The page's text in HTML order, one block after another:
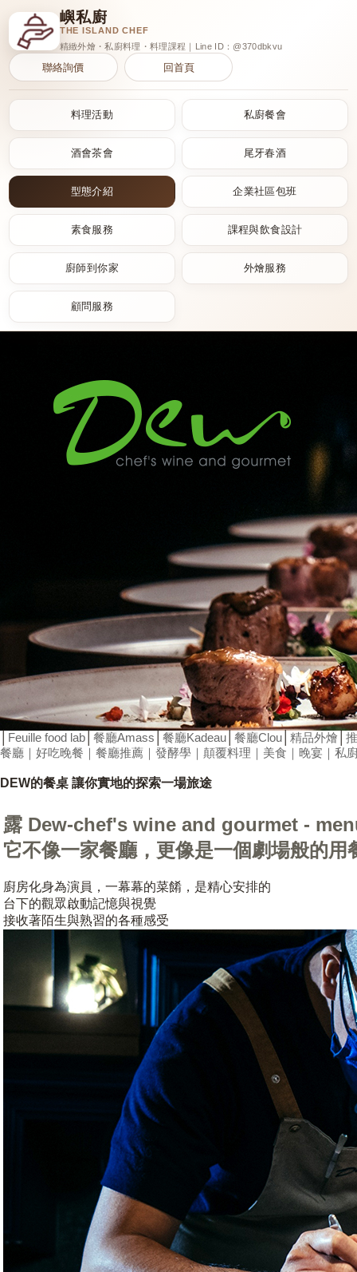
嶼私廚
THE ISLAND CHEF
精緻外燴・私廚料理・料理課程｜Line ID：@370dbkvu
聯絡詢價 回首頁
料理活動 私廚餐會
酒會茶會 尾牙春酒
型態介紹 企業社區包班
素食服務 課程與飲食設計
廚師到你家 外燴服務
顧問服務
Feuille food lab 餐廳Amass 餐廳Kadeau 餐廳Clou 精品外燴
餐廳 ｜好吃晚餐｜ 餐廳推薦 ｜發酵學｜ 顛覆料理 ｜美食 ｜晚宴｜ 私
DEW的餐桌 讓你實地的探索一場旅途
露 Dew-chef's wine and gourmet -
它不像一家餐廳，更像是一個劇場般的用
廚房化身為演員，一幕幕的菜餚，是精心安排的
台下的觀眾啟動記憶與視覺
接收著陌生與熟習的各種感受